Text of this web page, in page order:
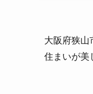
大阪府狭山
住まいが美